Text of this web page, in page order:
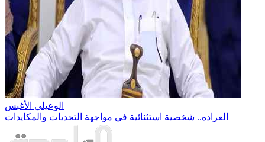
الوعيلي الأغبس
العراده.. شخصية استثنائية في مواجهة التحديات والمكايدات